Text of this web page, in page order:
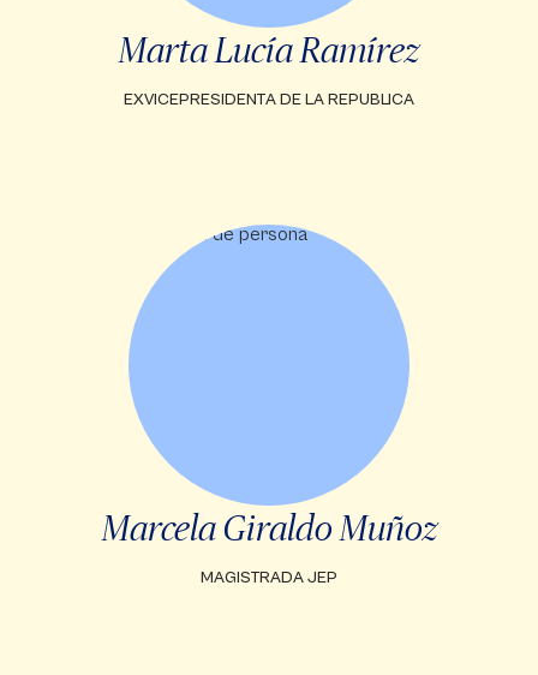
Marta Lucía Ramírez
EXVICEPRESIDENTA DE LA REPUBLICA
Marcela Giraldo Muñoz
MAGISTRADA JEP